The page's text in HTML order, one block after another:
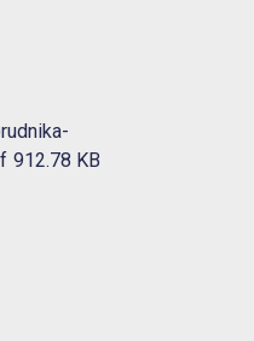
912.78 KB